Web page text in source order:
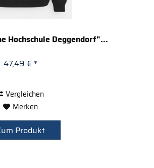
Hochschule Deggendorf"...
47,49 € *
Vergleichen
Merken
Produkt